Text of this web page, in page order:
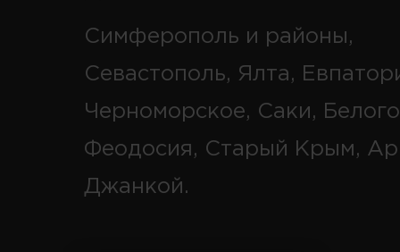
Симферополь и районы,
Севастополь, Ялта,
Черноморское, Саки,
Феодосия, Старый Крым,
Джанкой.